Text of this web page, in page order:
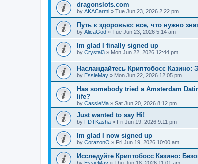
dragonslots.com
by AKACarmi » Tue Jun 23, 2026 2:22 pm
Путь к здоровью: все, что нужно
by AlicaGod » Tue Jun 23, 2026 5:14 am
Im glad I finally signed up
by Crystal3 » Mon Jun 22, 2026 12:44 pm
Наслаждайтесь Криптобосс
by EssieMay » Mon Jun 22, 2026 12:05 pm
Has somebody tried a Amsterdam
life?
by CassieMa » Sat Jun 20, 2026 8:12 pm
Just wanted to say Hi!
by FDTKasha » Fri Jun 19, 2026 9:11 pm
Im glad I now signed up
by CorazonO » Fri Jun 19, 2026 10:00 am
Исследуйте Криптобосс Казино: